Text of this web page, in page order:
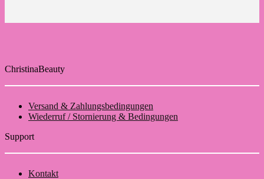
ChristinaBeauty
Versand & Zahlungsbedingungen
Wiederruf / Stornierung & Bedingungen
Support
Kontakt